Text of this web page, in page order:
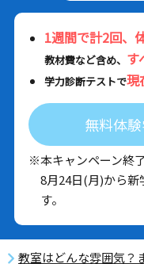
1週間で計2回、
教材費など含め、 す
学力診断テストで現
無料体
※本キャンペーン終了
8月24日(月)から新
す。
教室はどんな雰囲気？